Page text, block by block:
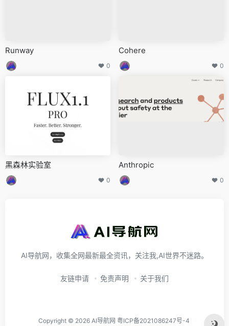
Runway
0
Cohere
0
黑森林实验室
0
Anthropic
0
AI导航网，收集全网最新最全资讯，关注我,AI世界不迷路。
友链申请 免责声明 关于我们
Copyright © 2026 AI导航网 粤ICP备2021086247号-4